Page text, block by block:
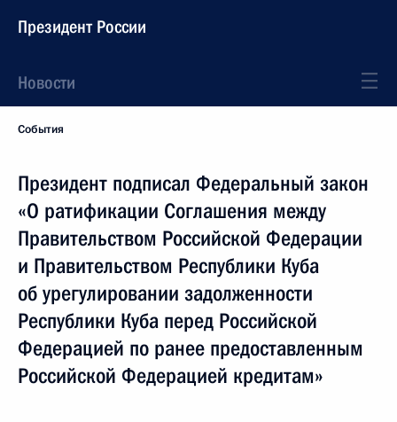
Президент России
Новости
События
Президент подписал Федеральный закон
«О ратификации Соглашения между
Правительством Российской Федерации
и Правительством Республики Куба
об урегулировании задолженности
Республики Куба перед Российской
Федерацией по ранее предоставленным
Российской Федерацией кредитам»